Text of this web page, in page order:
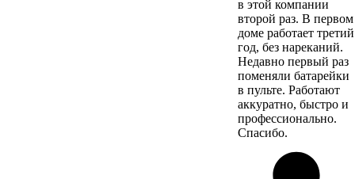
в этой компании
второй раз. В первом
доме работает третий
год, без нареканий.
Недавно первый раз
поменяли батарейки
в пульте. Работают
аккуратно, быстро и
профессионально.
Спасибо.